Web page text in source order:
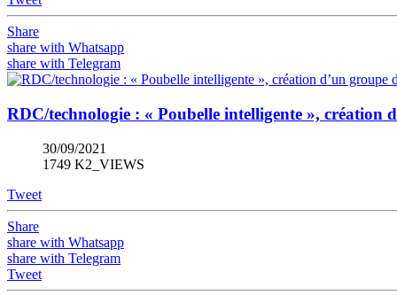
Share
share with Whatsapp
share with Telegram
RDC/technologie : « Poubelle intelligente », création
30/09/2021
1749 K2_VIEWS
Tweet
Share
share with Whatsapp
share with Telegram
Tweet